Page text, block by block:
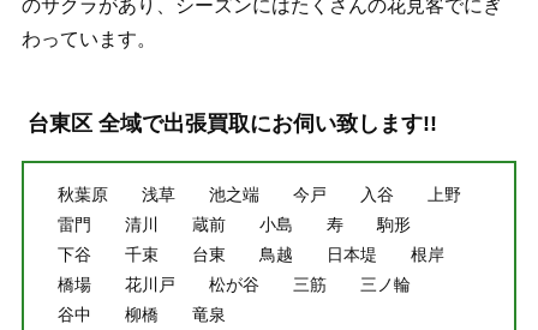
のサクラがあり、シーズンにはたくさんの花見客でにぎ
わっています。
台東区 全域で出張買取にお伺い致します!!
秋葉原 浅草 池之端 今戸 入谷
上野
雷門
清川 蔵前 小島 寿
駒形
下谷
千束 台東 鳥越 日本堤
根岸
橋場
花川戸 松が谷 三筋
三ノ輪
谷中
柳橋 竜泉